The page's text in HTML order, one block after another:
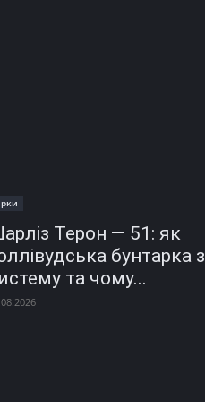
Терон — 51: як
бунтарка
та чому...